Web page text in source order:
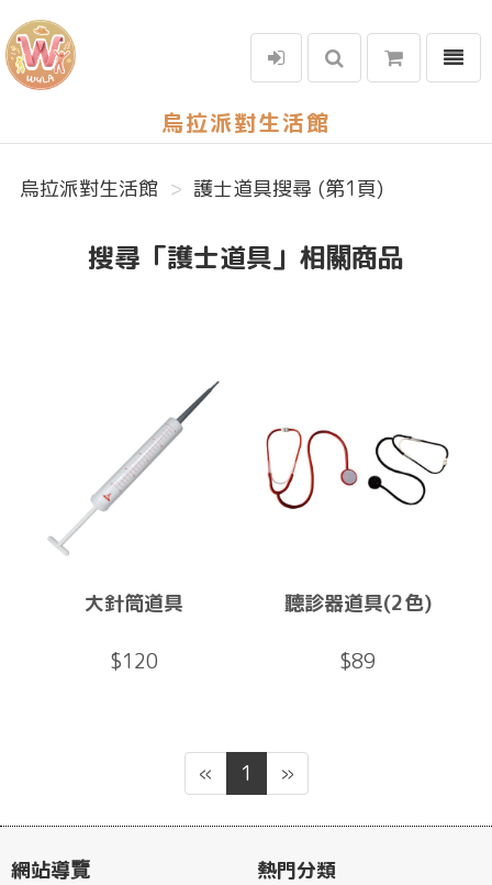
烏拉派對生活館
選單
烏拉派對生活館 護士道具搜尋 (第1頁)
搜尋「護士道具」相關商品
大針筒道具
$120
聽診器道具(2色)
$89
« 1 »
網站導覽
熱門分類